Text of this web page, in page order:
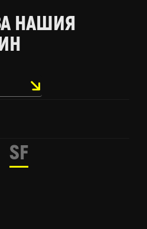
НАШИЯ
SF